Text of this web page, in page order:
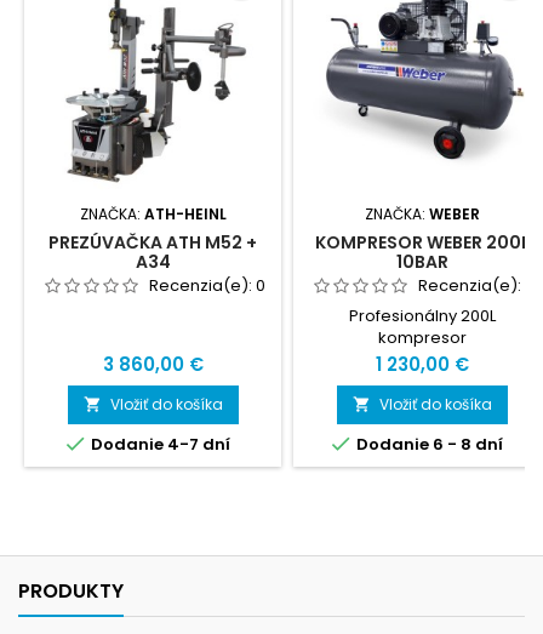
ZNAČKA: ATH-HEINL
PREZÚVAČKA ATH M52 +
A34
Recenzia(e): 0
Cena
3 860,00 €
 Vložiť do košíka
 Dodanie 4-7 dní
ZNAČKA: WEBER
KOMPRESOR WEBER 200L
10BAR
Recenzia(e):
Profesionálny 200L
kompresor
Cena
1 230,00 €
 Vložiť do košíka
 Dodanie 6 - 8 dní
PRODUKTY